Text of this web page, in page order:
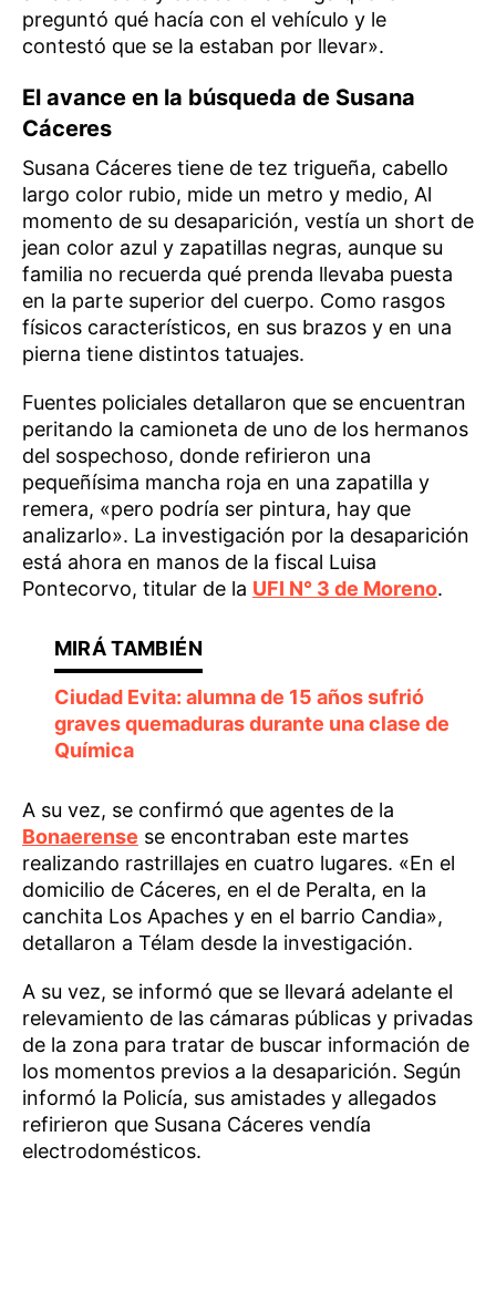
preguntó qué hacía con el vehículo y le
contestó que se la estaban por llevar».
El avance en la búsqueda de Susana
Cáceres
Susana Cáceres tiene de tez trigueña, cabello
largo color rubio, mide un metro y medio, Al
momento de su desaparición, vestía un short de
jean color azul y zapatillas negras, aunque su
familia no recuerda qué prenda llevaba puesta
en la parte superior del cuerpo. Como rasgos
físicos característicos, en sus brazos y en una
pierna tiene distintos tatuajes.
Fuentes policiales detallaron que se encuentran
peritando la camioneta de uno de los hermanos
del sospechoso, donde refirieron una
pequeñísima mancha roja en una zapatilla y
remera, «pero podría ser pintura, hay que
analizarlo». La investigación por la desaparición
está ahora en manos de la fiscal Luisa
Pontecorvo, titular de la UFI N° 3 de Moreno.
Ciudad Evita: alumna de 15 años sufrió
graves quemaduras durante una clase de
Química
A su vez, se confirmó que agentes de la
Bonaerense se encontraban este martes
realizando rastrillajes en cuatro lugares. «En el
domicilio de Cáceres, en el de Peralta, en la
canchita Los Apaches y en el barrio Candia»,
detallaron a Télam desde la investigación.
A su vez, se informó que se llevará adelante el
relevamiento de las cámaras públicas y privadas
de la zona para tratar de buscar información de
los momentos previos a la desaparición. Según
informó la Policía, sus amistades y allegados
refirieron que Susana Cáceres vendía
electrodomésticos.